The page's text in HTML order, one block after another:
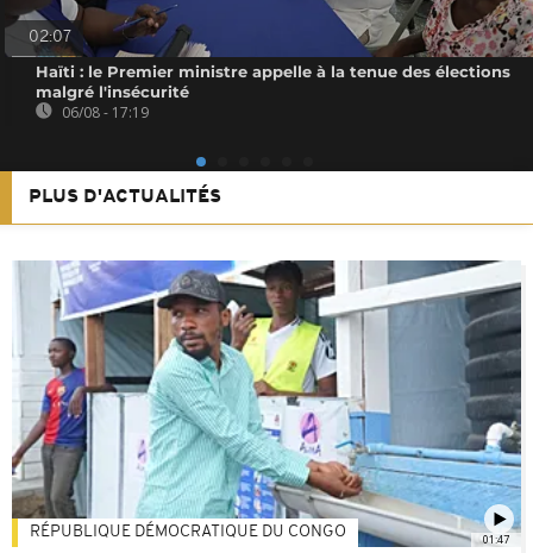
02:07
Haïti : le Premier ministre appelle à la tenue des élections
malgré l'insécurité
06/08 - 17:19
PLUS D'ACTUALITÉS
01:47
RÉPUBLIQUE DÉMOCRATIQUE DU CONGO